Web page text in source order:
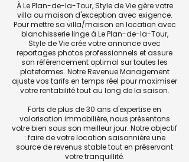
À Le Plan-de-la-Tour, Style de Vie gère votre
villa ou maison d'exception avec exigence.
Pour mettre sa villa/maison en location avec
blanchisserie linge à Le Plan-de-la-Tour,
Style de Vie crée votre annonce avec
reportages photos professionnels et assure
son référencement optimal sur toutes les
plateformes. Notre Revenue Management
ajuste vos tarifs en temps réel pour maximiser
votre rentabilité tout au long de la saison.
Forts de plus de 30 ans d'expertise en
valorisation immobilière, nous présentons
votre bien sous son meilleur jour. Notre objectif
: faire de votre location saisonnière une
source de revenus stable tout en préservant
votre tranquillité.